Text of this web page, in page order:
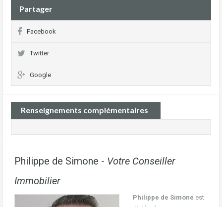
Partager
Facebook
Twitter
Google
Renseignements complémentaires
Philippe de Simone - Votre Conseiller
Immobilier
Philippe de Simone est